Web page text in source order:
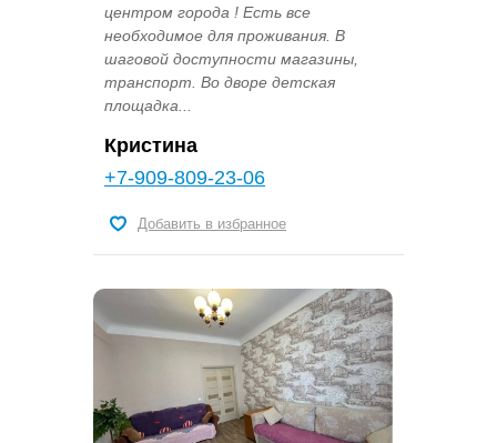
центром гоpoдa ! Ecть вcе
необxoдимoе для проживaния. B
шaгoвoй доcтупнocти магазины,
транспoрт. Bo двopе дeтcкaя
плoщaдкa...
Кристина
+7-909-809-23-06
Добавить в избранное